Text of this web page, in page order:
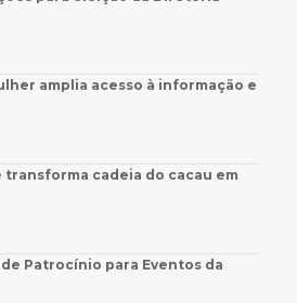
amplia acesso à informação e
transforma cadeia do cacau em
Patrocínio para Eventos da